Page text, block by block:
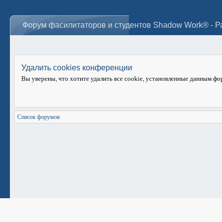
Удалить cookies конференции
Вы уверены, что хотите удалить все cookie, установленные данным
Список форумов